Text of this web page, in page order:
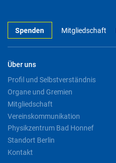
Spenden Mitgliedschaft
Über uns
Profil und Selbstverständnis
Organe und Gremien
Mitgliedschaft
Vereinskommunikation
Physikzentrum Bad Honnef
Standort Berlin
Kontakt